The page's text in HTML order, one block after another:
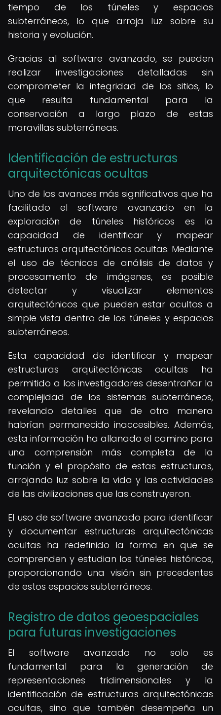
tiempo de los túneles y espacios
subterráneos, lo que arroja luz sobre su
historia y evolución.
Gracias al software avanzado, se pueden
realizar investigaciones detalladas sin
comprometer la integridad de los sitios, lo
que resulta fundamental para la
conservación a largo plazo de estas
maravillas subterráneas.
Identificación de estructuras
arquitectónicas ocultas
Uno de los avances más significativos que ha
facilitado el software avanzado en la
exploración de túneles históricos es la
capacidad de identificar y mapear
estructuras arquitectónicas ocultas. Mediante
el uso de técnicas de análisis de datos y
procesamiento de imágenes, es posible
detectar y visualizar elementos
arquitectónicos que pueden estar ocultos a
simple vista dentro de los túneles y espacios
subterráneos.
Esta capacidad de identificar y mapear
estructuras arquitectónicas ocultas ha
permitido a los investigadores desentrañar la
complejidad de los sistemas subterráneos,
revelando detalles que de otra manera
habrían permanecido inaccesibles. Además,
esta información ha allanado el camino para
una comprensión más completa de la
función y el propósito de estas estructuras,
arrojando luz sobre la vida y las actividades
de las civilizaciones que las construyeron.
El uso de software avanzado para identificar
y documentar estructuras arquitectónicas
ocultas ha redefinido la forma en que se
comprenden y estudian los túneles históricos,
proporcionando una visión sin precedentes
de estos espacios subterráneos.
Registro de datos geoespaciales
para futuras investigaciones
El software avanzado no solo es
fundamental para la generación de
representaciones tridimensionales y la
identificación de estructuras arquitectónicas
ocultas, sino que también desempeña un